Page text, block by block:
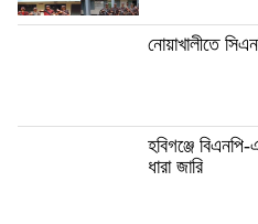
নোয়াখালীতে
হবিগঞ্জে বিএনপি-
ধারা জারি